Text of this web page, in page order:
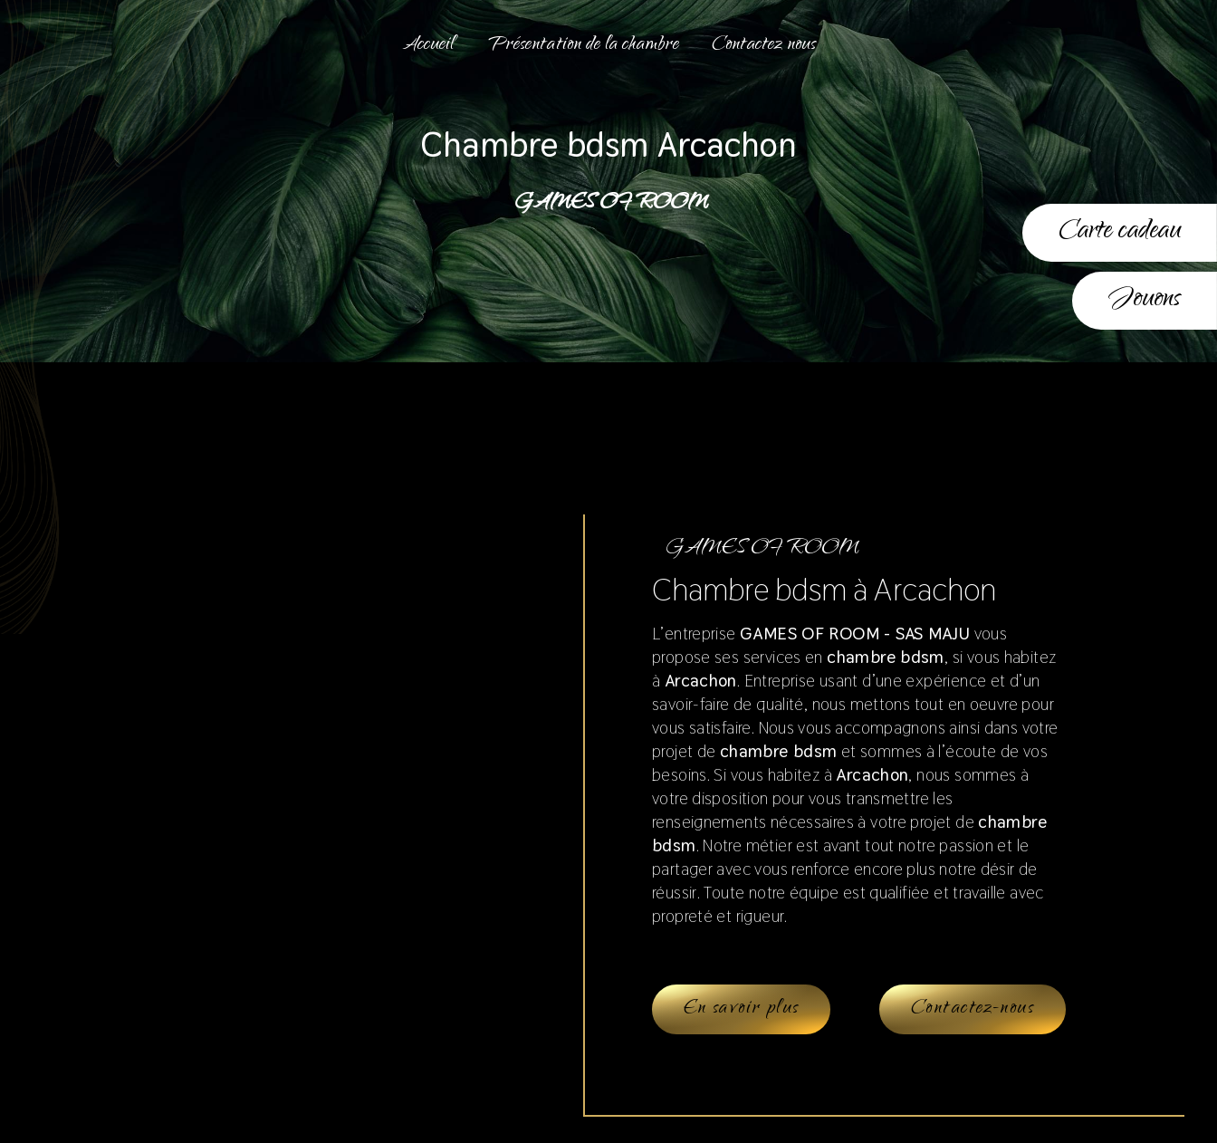
Jouons
Carte cadeau
Accueil Présentation de la chambre Contactez nous
chambre bdsm Arcachon
GAMES OF ROOM
GAMES OF ROOM
chambre bdsm à Arcachon
L’entreprise GAMES OF ROOM - SAS MAJU vous
propose ses services en chambre bdsm, si vous habitez
à Arcachon. Entreprise usant d’une expérience et d’un
savoir-faire de qualité, nous mettons tout en oeuvre pour
vous satisfaire. Nous vous accompagnons ainsi dans votre
projet de chambre bdsm et sommes à l’écoute de vos
besoins. Si vous habitez à Arcachon, nous sommes à
votre disposition pour vous transmettre les
renseignements nécessaires à votre projet de chambre
bdsm. Notre métier est avant tout notre passion et le
partager avec vous renforce encore plus notre désir de
réussir. Toute notre équipe est qualifiée et travaille avec
propreté et rigueur.
En savoir plus Contactez-nous
Panneau de gestion des cookies